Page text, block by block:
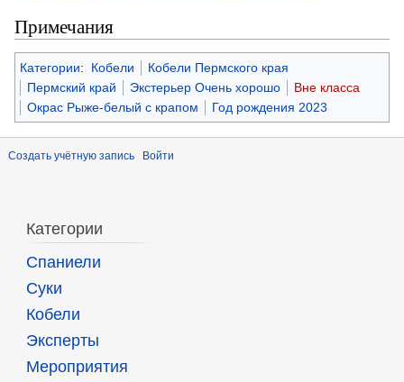
Примечания
Категории: Кобели
Кобели Пермского края
Пермский край
Экстерьер Очень хорошо
Вне класса
Окрас Рыже-белый с крапом
Год рождения 2023
Создать учётную запись Войти
Категории
Спаниели
Суки
Кобели
Эксперты
Мероприятия